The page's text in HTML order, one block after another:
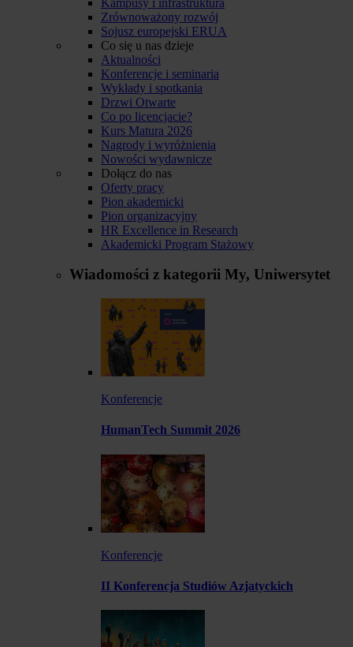
Zrównoważony rozwój
Sojusz europejski ERUA
Co się u nas dzieje
Aktualności
Konferencje i seminaria
Wykłady i spotkania
Drzwi Otwarte
Co po licencjacie?
Kurs Matura 2026
Nagrody i wyróżnienia
Nowości wydawnicze
Dołącz do nas
Oferty pracy
Pion akademicki
Pion organizacyjny
HR Excellence in Research
Akademicki Program Stażowy
Wiadomości z kategorii My, Uniwersytet
Konferencje
HumanTech Summit 2026
Konferencje
II Konferencja Studiów Azjatyckich